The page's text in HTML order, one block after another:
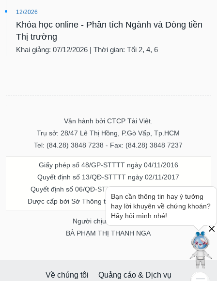
12/2026
Khóa học online - Phân tích Ngành và Dòng tiền
Thị trường
Khai giảng: 07/12/2026 | Thời gian: Tối 2, 4, 6
Vận hành bởi CTCP Tài Việt.
Trụ sở: 28/47 Lê Thị Hồng, P.Gò Vấp, Tp.HCM
Tel: (84.28) 3848 7238 - Fax: (84.28) 3848 7237
Giấy phép số 48/GP-STTTT ngày 04/11/2016
Quyết định số 13/QĐ-STTTT ngày 02/11/2017
Quyết định số 06/QĐ-STTTT-ICP ngày 20/07/2023
Được cấp bởi Sở Thông tin và Truyền thông TPHCM
Người chịu trách nhiệm
BÀ PHẠM THỊ THANH NGA
Về chúng tôi Quảng cáo & Dịch vụ
Bạn cần thông tin hay ý tưởng
hay lời khuyên về chứng khoán?
Hãy hỏi mình nhé!